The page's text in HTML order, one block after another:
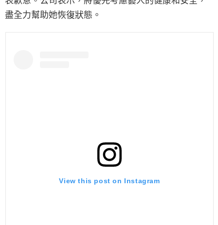
盡全力幫助她恢復狀態。
View this post on Instagram